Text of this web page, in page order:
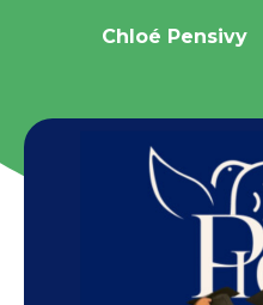
Chloé Pensivy